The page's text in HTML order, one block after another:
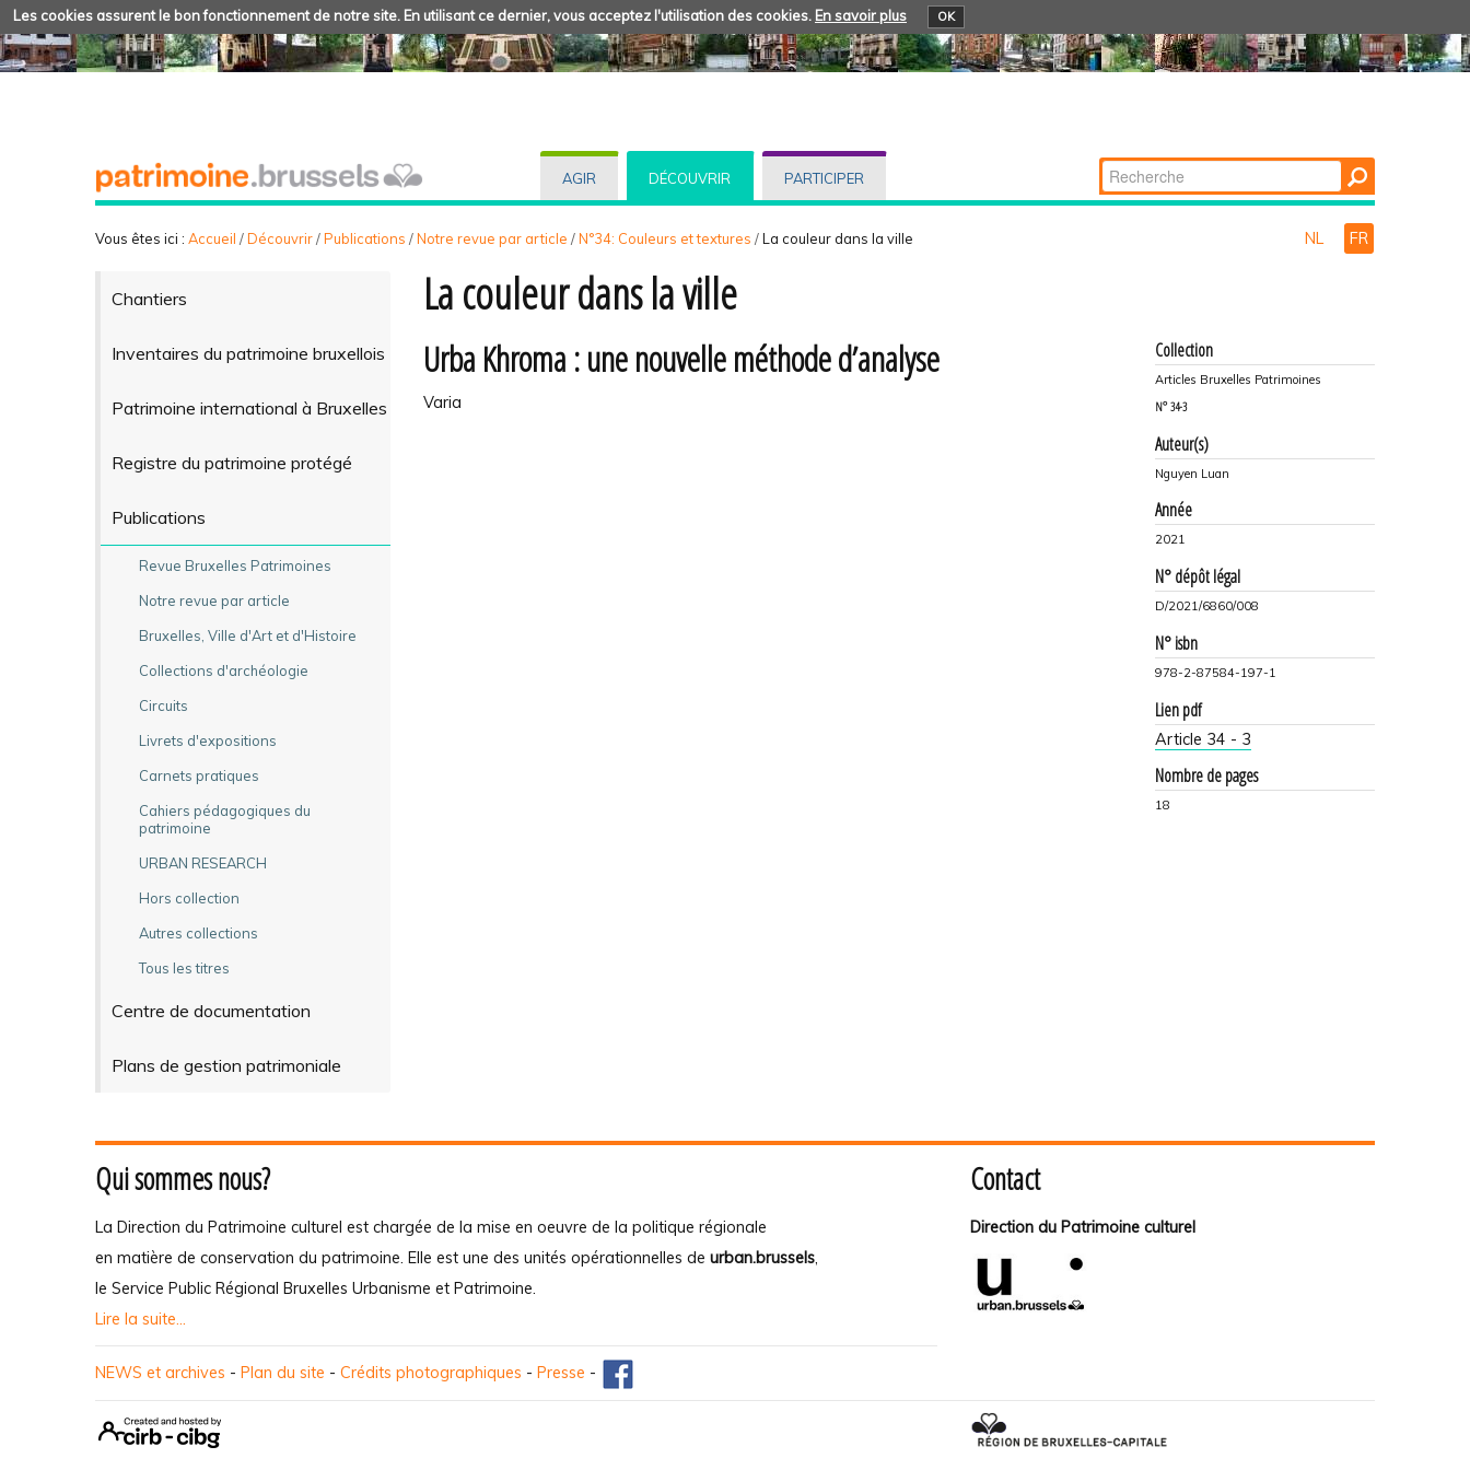
Les cookies assurent le bon fonctionnement de notre site. En utilisant ce dernier, vous acceptez l'utilisation des cookies. En savoir plus OK
AGIR DÉCOUVRIR PARTICIPER Chercher par
Recherche
Vous êtes ici : Accueil /Découvrir/Publications /Notre revue par article /N°34: Couleurs et textures /La couleur dans la ville NL FR
Chantiers
Inventaires du patrimoine bruxellois
Patrimoine international à Bruxelles
Registre du patrimoine protégé
Publications
Revue Bruxelles Patrimoines
Notre revue par article
Bruxelles, Ville d'Art et d'Histoire
Collections d'archéologie
Circuits
Livrets d'expositions
Carnets pratiques
Cahiers pédagogiques du
patrimoine
URBAN RESEARCH
Hors collection
Autres collections
Tous les titres
Centre de documentation
Plans de gestion patrimoniale
La couleur dans la ville
Urba Khroma : une nouvelle méthode d’analyse
Varia
Collection
Articles Bruxelles Patrimoines
N° 34-3
Auteur(s)
Nguyen Luan
Année
2021
N° dépôt légal
D/2021/6860/008
N° isbn
978-2-87584-197-1
Lien pdf
Article 34 - 3
Nombre de pages
18
Qui sommes nous?
La Direction du Patrimoine culturel est chargée de la mise en oeuvre de la politique régionale
en matière de conservation du patrimoine. Elle est une des unités opérationnelles de urban.brussels,
le Service Public Régional Bruxelles Urbanisme et Patrimoine.
Lire la suite...
Contact
Direction du Patrimoine culturel
NEWS et archives - Plan du site - Crédits photographiques - Presse -